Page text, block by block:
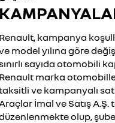
Renault, kampanya
model yılına göre
sayıda otomobili
Renault marka
ve kampanyalı
İmal ve Satış A.Ş.
olup,